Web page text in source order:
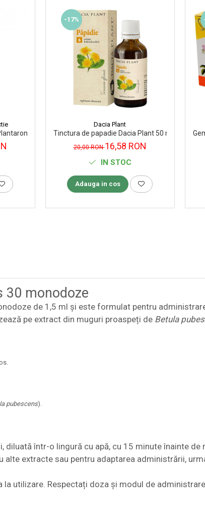
-17%
Dacia Plant
Tinctura de papadie Dacia Plant 50 ml
20,00 RON16,58 RON
IN STOC
Adauga in cos
30 monodoze
de 1,5 ml și este formulat pentru
pe extract din muguri proaspeți de Betula
pubescens).
într-o lingură cu apă, cu 15 minute înainte de
extracte sau pentru adaptarea administrării,
utilizare. Respectați doza și modul de